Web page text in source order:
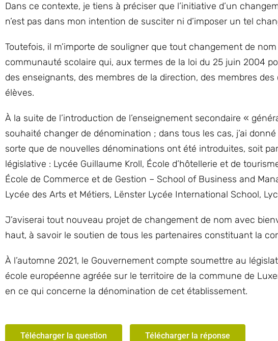
Dans ce contexte, je tiens à préciser que l’initiative d’un
n’est pas dans mon intention de susciter ni d’imposer un tel
Toutefois, il m’importe de souligner que tout changement de
communauté scolaire qui, aux termes de la loi du 25 juin 2004
des enseignants, des membres de la direction, des membres
élèves.
À la suite de l’introduction de l’enseignement secondaire «
souhaité changer de dénomination ; dans tous les cas, j’ai
sorte que de nouvelles dénominations ont été introduites, soit
législative : Lycée Guillaume Kroll, École d’hôtellerie et de
École de Commerce et de Gestion – School of Business and
Lycée des Arts et Métiers, Lënster Lycée International School,
J’aviserai tout nouveau projet de changement de nom avec
haut, à savoir le soutien de tous les partenaires constituant la
À l’automne 2021, le Gouvernement compte soumettre au
école européenne agréée sur le territoire de la commune de
en ce qui concerne la dénomination de cet établissement.
Télécharger la question Télécharger la réponse